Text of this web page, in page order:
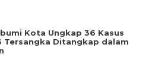
Kota Ungkap 36 Kasus
Tersangka Ditangkap dalam